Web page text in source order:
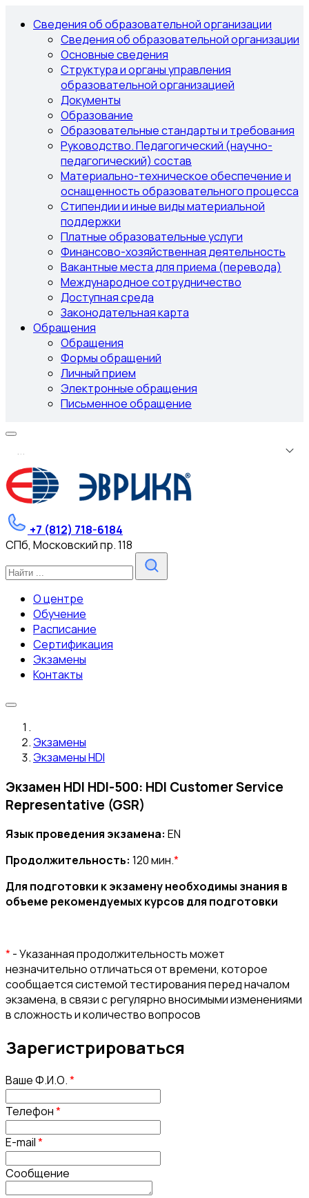
Сведения об образовательной организации
Сведения об образовательной организации
Основные сведения
Структура и органы управления
образовательной организацией
Документы
Образование
Образовательные стандарты и требования
Руководство. Педагогический (научно-
педагогический) состав
Материально-техническое обеспечение и
оснащенность образовательного процесса
Стипендии и иные виды материальной
поддержки
Платные образовательные услуги
Финансово-хозяйственная деятельность
Вакантные места для приема (перевода)
Международное сотрудничество
Доступная среда
Законодательная карта
Обращения
Обращения
Формы обращений
Личный прием
Электронные обращения
Письменное обращение
...
+7 (812) 718-6184
СПб, Московский пр. 118
О центре
Обучение
Расписание
Сертификация
Экзамены
Контакты
Экзамены
Экзамены HDI
Экзамен HDI HDI-500: HDI Customer Service
Representative (GSR)
Язык проведения экзамена: EN
Продолжительность: 120 мин.*
Для подготовки к экзамену необходимы знания в
объеме рекомендуемых курсов для подготовки
*- Указанная продолжительность может
незначительно отличаться от времени, которое
сообщается системой тестирования перед началом
экзамена, в связи с регулярно вносимыми изменениями
в сложность и количество вопросов
Зарегистрироваться
Ваше Ф.И.О.*
Телефон*
E-mail*
Сообщение